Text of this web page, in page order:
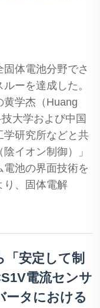
体電池分野でさ
ーを達成した。
黄学杰（Huang
大学および中国
学研究所などと共
イオン制御）」
電池の界面技術を
り、固体電解
「安定して制
電流センサ
ータにおける